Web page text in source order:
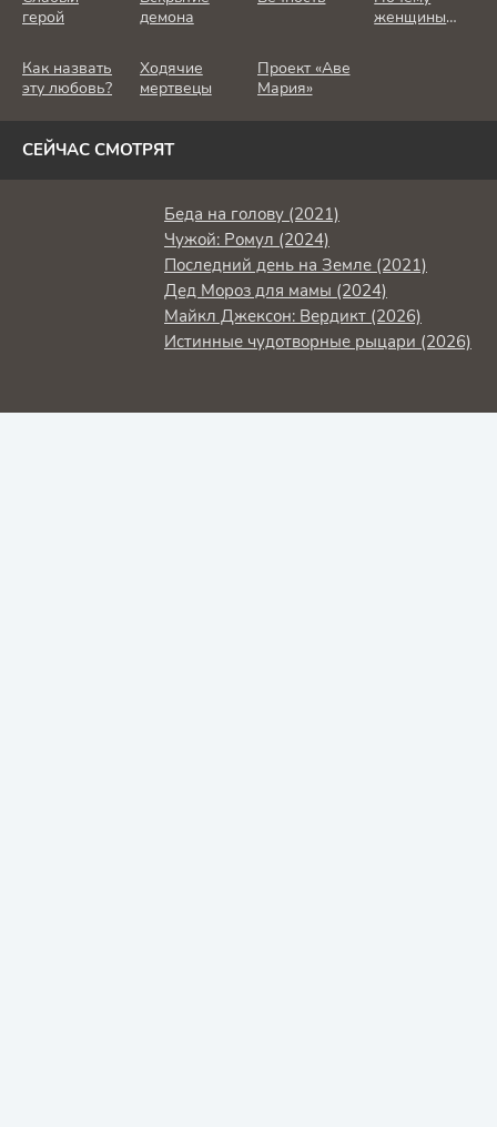
герой
демона
женщины
Как назвать
эту любовь?
Ходячие
мертвецы
Проект «Аве
Мария»
СЕЙЧАС СМОТРЯТ
Беда на голову (2021)
Чужой: Ромул (2024)
Последний день на Земле (2021)
Дед Мороз для мамы (2024)
Майкл Джексон: Вердикт (2026)
Истинные чудотворные рыцари (2026)